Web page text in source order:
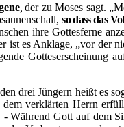
,der zu Moses sagt.
so dass das
ihre Gottesferne
ist es Anklage, „vor der
Gotteserscheinung
drei Jüngern heißt es
verklärten Herrn
Während Gott auf dem